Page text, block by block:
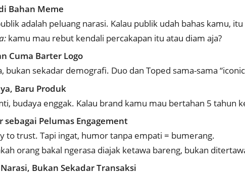
Bahan Meme
adalah peluang narasi. Kalau publik udah bahas kamu,
kamu mau rebut kendali percakapan itu atau diam aja?
Cuma Barter Logo
bukan sekadar demografi. Duo dan Toped sama-sama
Baru Produk
budaya enggak. Kalau brand kamu mau bertahan 5 tahun
sebagai Pelumas Engagement
to trust. Tapi ingat, humor tanpa empati = bumerang.
orang bakal ngerasa diajak ketawa bareng, bukan
Bukan Sekadar Transaksi